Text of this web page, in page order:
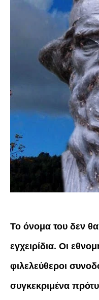
Το όνομα του δεν θα
εγχειρίδια. Οι
φιλελεύθεροι
συγκεκριμένα